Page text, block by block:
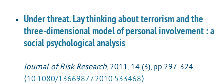
Under threat. Lay thinking about terrorism and the
three‐dimensional model of personal involvement : a
social psychological analysis
Journal of Risk Research, 2011, 14 (3), pp.297-324.
⟨10.1080/13669877.2010.533468⟩